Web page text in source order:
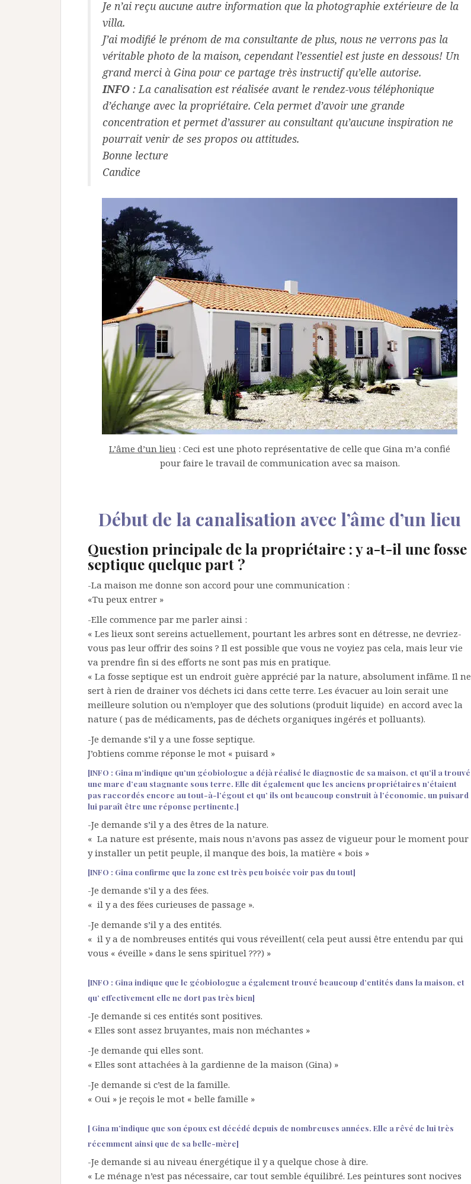
Je n’ai reçu aucune autre information que la photographie extérieure de la
villa.
J’ai modifié le prénom de ma consultante de plus, nous ne verrons pas la
véritable photo de la maison, cependant l’essentiel est juste en dessous! Un
grand merci à Gina pour ce partage très instructif qu’elle autorise.
INFO : La canalisation est réalisée avant le rendez-vous téléphonique
d’échange avec la propriétaire. Cela permet d’avoir une grande
concentration et permet d’assurer au consultant qu’aucune inspiration ne
pourrait venir de ses propos ou attitudes.
Bonne lecture
Candice
L’âme d’un lieu : Ceci est une photo représentative de celle que Gina m’a confié
pour faire le travail de communication avec sa maison.
Début de la canalisation avec l’âme d’un lieu
Question principale de la propriétaire : y a-t-il une fosse
septique quelque part ?
-La maison me donne son accord pour une communication :
«Tu peux entrer »
-Elle commence par me parler ainsi :
« Les lieux sont sereins actuellement, pourtant les arbres sont en détresse, ne devriez-
vous pas leur offrir des soins ? Il est possible que vous ne voyiez pas cela, mais leur vie
va prendre fin si des efforts ne sont pas mis en pratique.
« La fosse septique est un endroit guère apprécié par la nature, absolument infâme. Il ne
sert à rien de drainer vos déchets ici dans cette terre. Les évacuer au loin serait une
meilleure solution ou n’employer que des solutions (produit liquide) en accord avec la
nature ( pas de médicaments, pas de déchets organiques ingérés et polluants).
-Je demande s’il y a une fosse septique.
J’obtiens comme réponse le mot « puisard »
[INFO : Gina m’indique qu’un géobiologue a déjà réalisé le diagnostic de sa maison, et qu’il a trouvé
une mare d’eau stagnante sous terre. Elle dit également que les anciens propriétaires n’étaient
pas raccordés encore au tout-à-l’égout et qu’ ils ont beaucoup construit à l’économie, un puisard
lui paraît être une réponse pertinente.]
-Je demande s’il y a des êtres de la nature.
« La nature est présente, mais nous n’avons pas assez de vigueur pour le moment pour
y installer un petit peuple, il manque des bois, la matière « bois »
[INFO : Gina confirme que la zone est très peu boisée voir pas du tout]
-Je demande s’il y a des fées.
« il y a des fées curieuses de passage ».
-Je demande s’il y a des entités.
« il y a de nombreuses entités qui vous réveillent( cela peut aussi être entendu par qui
vous « éveille » dans le sens spirituel ???) »
[INFO : Gina indique que le géobiologue a également trouvé beaucoup d’entités dans la maison, et
qu’ effectivement elle ne dort pas très bien]
-Je demande si ces entités sont positives.
« Elles sont assez bruyantes, mais non méchantes »
-Je demande qui elles sont.
« Elles sont attachées à la gardienne de la maison (Gina) »
-Je demande si c’est de la famille.
« Oui » je reçois le mot « belle famille »
[ Gina m’indique que son époux est décédé depuis de nombreuses années. Elle a rêvé de lui très
récemment ainsi que de sa belle-mère]
-Je demande si au niveau énergétique il y a quelque chose à dire.
« Le ménage n’est pas nécessaire, car tout semble équilibré. Les peintures sont nocives